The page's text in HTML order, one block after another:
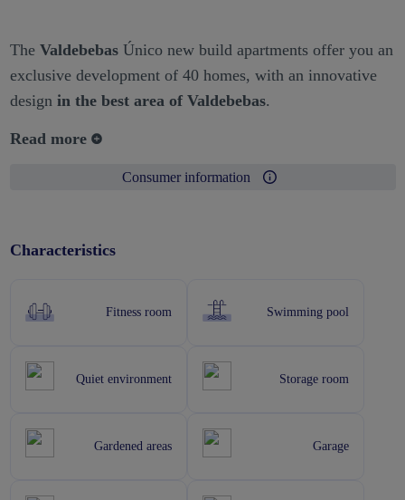
The ValdebebasÚnico new build apartments offer you an
exclusive development of 40 homes, with an innovative
design in the best area of Valdebebas.
Read more
Consumer information
Characteristics
Fitness room Swimming pool
Quiet environment Storage room
Gardened areas Garage